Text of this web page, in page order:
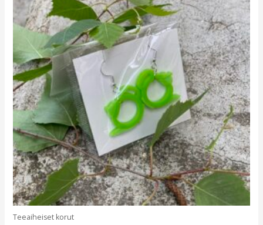
Teeaiheiset korut